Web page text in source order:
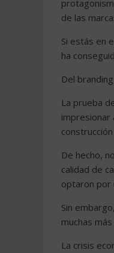
de las
Si estás en
ha
Del
La prueba
impresionar
De hecho,
calidad de
optaron por
Sin
muchas
La crisis